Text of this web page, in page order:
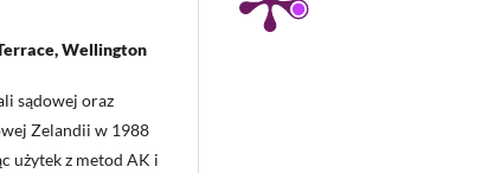
Wellington
sądowej oraz
Zelandii w 1988
użytek z metod AK i